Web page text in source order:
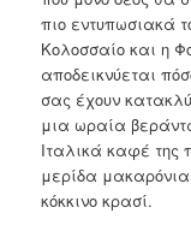
πιο εντυπωσιακά
Κολοσσαίο και η
αποδεικνύεται
σας έχουν
μια ωραία
Ιταλικά καφέ της
μερίδα μακαρόνια
κόκκινο κρασί.